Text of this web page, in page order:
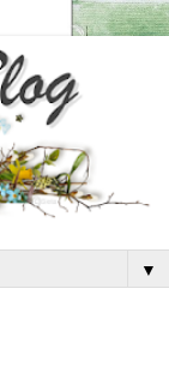
▼